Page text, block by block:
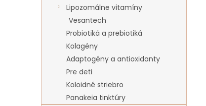
Lipozomálne vitamíny
Vesantech
Probiotiká a prebiotiká
Kolagény
Adaptogény a antioxidanty
Pre deti
Koloidné striebro
Panakeia tinktúry